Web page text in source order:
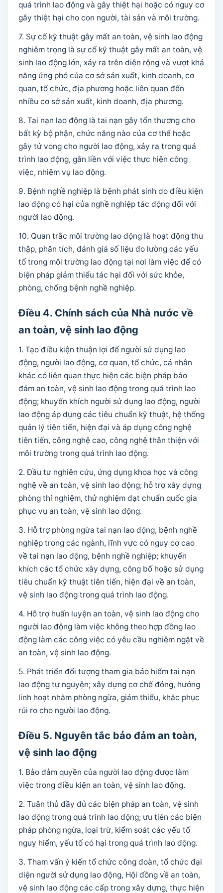
quá trình lao động và gây thiệt hại hoặc có nguy cơ
gây thiệt hại cho con người, tài sản và môi trường.
7. Sự cố kỹ thuật gây mất an toàn, vệ sinh lao động
nghiêm trọng là sự cố kỹ thuật gây mất an toàn, vệ
sinh lao động lớn, xảy ra trên diện rộng và vượt khả
năng ứng phó của cơ sở sản xuất, kinh doanh, cơ
quan, tổ chức, địa phương hoặc liên quan đến
nhiều cơ sở sản xuất, kinh doanh, địa phương.
8. Tai nạn lao động là tai nạn gây tổn thương cho
bất kỳ bộ phận, chức năng nào của cơ thể hoặc
gây tử vong cho người lao động, xảy ra trong quá
trình lao động, gắn liền với việc thực hiện công
việc, nhiệm vụ lao động.
9. Bệnh nghề nghiệp là bệnh phát sinh do điều kiện
lao động có hại của nghề nghiệp tác động đối với
người lao động.
10. Quan trắc môi trường lao động là hoạt động thu
thập, phân tích, đánh giá số liệu đo lường các yếu
tố trong môi trường lao động tại nơi làm việc để có
biện pháp giảm thiểu tác hại đối với sức khỏe,
phòng, chống bệnh nghề nghiệp.
Điều 4. Chính sách của Nhà nước về
an toàn, vệ sinh lao động
1. Tạo điều kiện thuận lợi để người sử dụng lao
động, người lao động, cơ quan, tổ chức, cá nhân
khác có liên quan thực hiện các biện pháp bảo
đảm an toàn, vệ sinh lao động trong quá trình lao
động; khuyến khích người sử dụng lao động, người
lao động áp dụng các tiêu chuẩn kỹ thuật, hệ thống
quản lý tiên tiến, hiện đại và áp dụng công nghệ
tiên tiến, công nghệ cao, công nghệ thân thiện với
môi trường trong quá trình lao động.
2. Đầu tư nghiên cứu, ứng dụng khoa học và công
nghệ về an toàn, vệ sinh lao động; hỗ trợ xây dựng
phòng thí nghiệm, thử nghiệm đạt chuẩn quốc gia
phục vụ an toàn, vệ sinh lao động.
3. Hỗ trợ phòng ngừa tai nạn lao động, bệnh nghề
nghiệp trong các ngành, lĩnh vực có nguy cơ cao
về tai nạn lao động, bệnh nghề nghiệp; khuyến
khích các tổ chức xây dựng, công bố hoặc sử dụng
tiêu chuẩn kỹ thuật tiên tiến, hiện đại về an toàn,
vệ sinh lao động trong quá trình lao động.
4. Hỗ trợ huấn luyện an toàn, vệ sinh lao động cho
người lao động làm việc không theo hợp đồng lao
động làm các công việc có yêu cầu nghiêm ngặt về
an toàn, vệ sinh lao động.
5. Phát triển đối tượng tham gia bảo hiểm tai nạn
lao động tự nguyện; xây dựng cơ chế đóng, hưởng
linh hoạt nhằm phòng ngừa, giảm thiểu, khắc phục
rủi ro cho người lao động.
Điều 5. Nguyên tắc bảo đảm an toàn,
vệ sinh lao động
1. Bảo đảm quyền của người lao động được làm
việc trong điều kiện an toàn, vệ sinh lao động.
2. Tuân thủ đầy đủ các biện pháp an toàn, vệ sinh
lao động trong quá trình lao động; ưu tiên các biện
pháp phòng ngừa, loại trừ, kiểm soát các yếu tố
nguy hiểm, yếu tố có hại trong quá trình lao động.
3. Tham vấn ý kiến tổ chức công đoàn, tổ chức đại
diện người sử dụng lao động, Hội đồng về an toàn,
vệ sinh lao động các cấp trong xây dựng, thực hiện